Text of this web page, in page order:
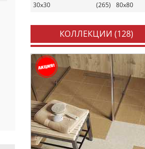
30x30
(265) 80x80
КОЛЛЕКЦИИ (128)